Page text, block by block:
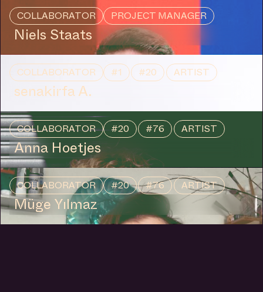
COLLABORATOR PROJECT MANAGER
Niels Staats
COLLABORATOR #1 #20 ARTIST
senakirfa A.
COLLABORATOR #20 #76 ARTIST
Anna Hoetjes
COLLABORATOR #20 #76 ARTIST
Müge Yılmaz
VISIT US